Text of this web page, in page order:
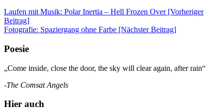
Beitrags-
Navigation
Laufen mit Musik: Polar Inertia – Hell Frozen Over [Vorheriger
Beitrag]
Fotografie: Spaziergang ohne Farbe [Nächster Beitrag]
Poesie
„Come inside, close the door, the sky will clear again, after rain“
-The Comsat Angels
Hier auch